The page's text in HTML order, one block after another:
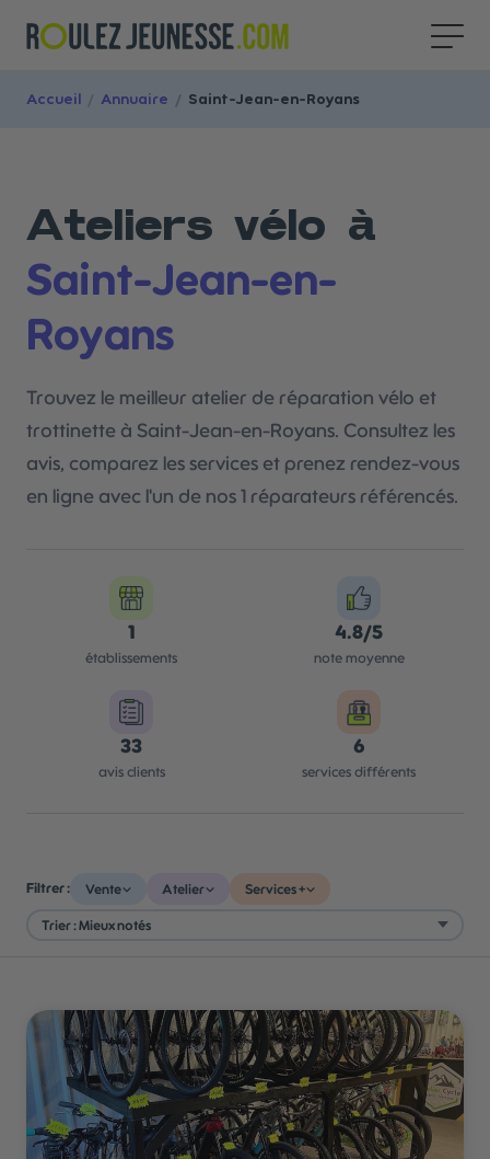
Accueil / Annuaire / Saint-Jean-en-Royans
Ateliers vélo à
Saint-Jean-en-
Royans
Trouvez le meilleur atelier de réparation vélo et
trottinette à Saint-Jean-en-Royans. Consultez les
avis, comparez les services et prenez rendez-vous
en ligne avec l'un de nos 1 réparateurs référencés.
1
établissements
4.8/5
note moyenne
33
avis clients
6
services différents
Filtrer : Vente Atelier Services +